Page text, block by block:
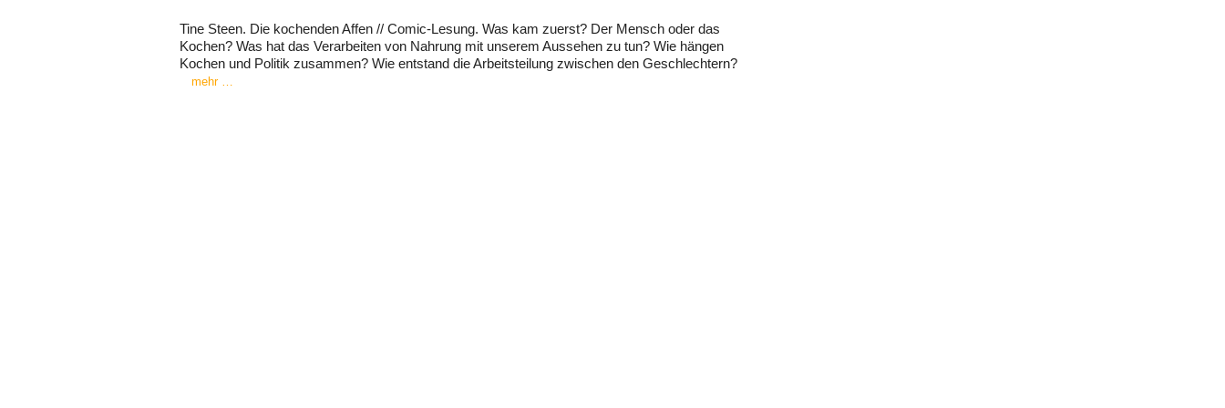
Tine Steen. Die kochenden Affen // Comic-Lesung. Was kam zuerst? Der Mensch oder das
Kochen? Was hat das Verarbeiten von Nahrung mit unserem Aussehen zu tun? Wie hängen
Kochen und Politik zusammen? Wie entstand die Arbeitsteilung zwischen den Geschlechtern?
mehr …